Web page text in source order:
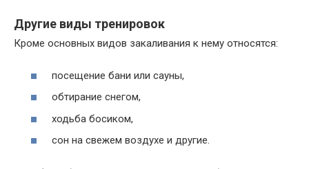
Другие виды тренировок
Кроме основных видов закаливания к нему относятся:
посещение бани или сауны,
обтирание снегом,
ходьба босиком,
сон на свежем воздухе и другие.